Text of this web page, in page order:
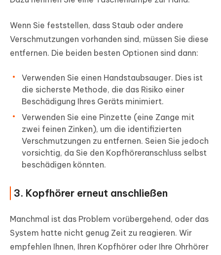
Wenn Sie feststellen, dass Staub oder andere
Verschmutzungen vorhanden sind, müssen Sie diese
entfernen. Die beiden besten Optionen sind dann:
Verwenden Sie einen Handstaubsauger. Dies ist
die sicherste Methode, die das Risiko einer
Beschädigung Ihres Geräts minimiert.
Verwenden Sie eine Pinzette (eine Zange mit
zwei feinen Zinken), um die identifizierten
Verschmutzungen zu entfernen. Seien Sie jedoch
vorsichtig, da Sie den Kopfhöreranschluss selbst
beschädigen könnten.
3. Kopfhörer erneut anschließen
Manchmal ist das Problem vorübergehend, oder das
System hatte nicht genug Zeit zu reagieren. Wir
empfehlen Ihnen, Ihren Kopfhörer oder Ihre Ohrhörer